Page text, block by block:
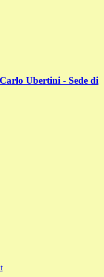
Ubertini - Sede di